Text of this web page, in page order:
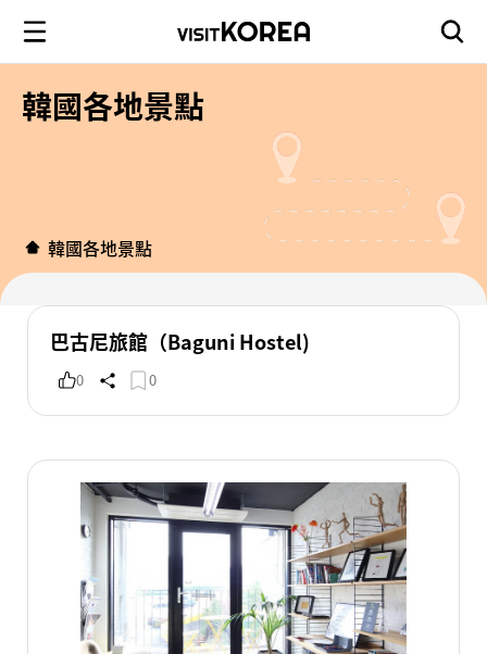
韓國各地景點
韓國各地景點
巴古尼旅館（Baguni Hostel)
0 0